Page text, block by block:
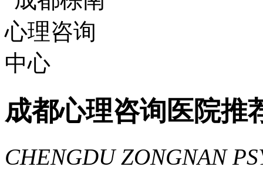
费
成都心理医院哪里好
成都心理咨询医院推
CHENGDU ZONGNAN